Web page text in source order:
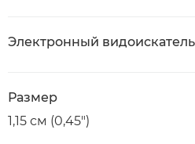
Электронный видоискатель
Размер
1,15 см (0,45")